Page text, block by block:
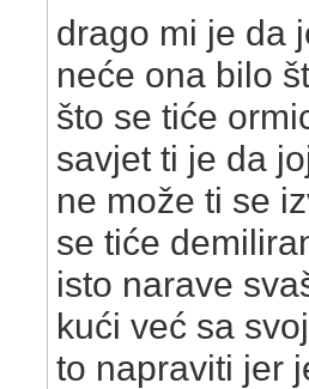
drago mi je da
neće ona bilo
što se tiće
savjet ti je da
ne može ti se
se tiće
isto narave
kući već sa
to napraviti jer